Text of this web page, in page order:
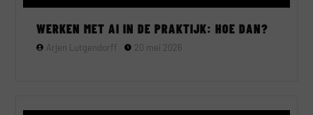
WERKEN MET AI IN DE PRAKTIJK: HOE DAN?
Arjen Lutgendorff 20 mei 2026